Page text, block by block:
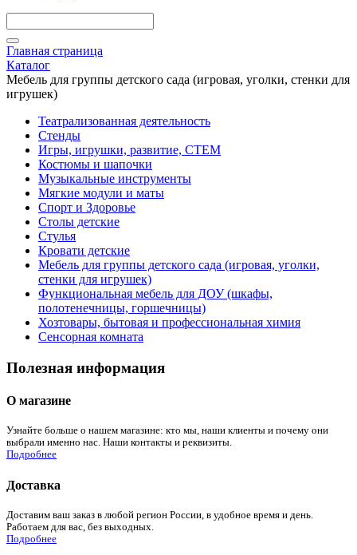
Главная страница
Каталог
Мебель для группы детского сада (игровая, уголки, стенки для
игрушек)
Театрализованная деятельность
Стенды
Игры, игрушки, развитие, СТЕМ
Костюмы и шапочки
Музыкальные инструменты
Мягкие модули и маты
Спорт и Здоровье
Столы детские
Стулья
Кровати детские
Мебель для группы детского сада (игровая, уголки,
стенки для игрушек)
Функциональная мебель для ДОУ (шкафы,
полотенечницы, горшечницы)
Хозтовары, бытовая и профессиональная химия
Сенсорная комната
Полезная информация
О магазине
Узнайте больше о нашем магазине: кто мы, наши клиенты и почему они
выбрали именно нас. Наши контакты и реквизиты.
Подробнее
Доставка
Доставим ваш заказ в любой регион России, в удобное время и день.
Работаем для вас, без выходных.
Подробнее